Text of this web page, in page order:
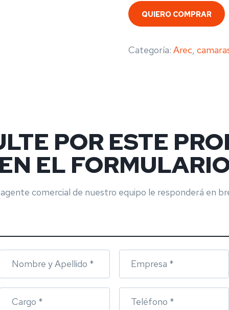
QUIERO COMPRAR
Categoría: Arec
POR ESTE
EL
comercial de nuestro equipo le responderá en
Nombre y Apellido * Empresa *
Cargo * Teléfono *